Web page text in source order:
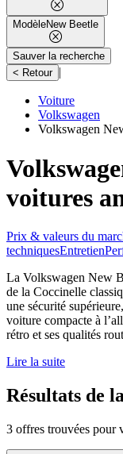
ModèleNew Beetle
Sauver la recherche
< Retour |
Voiture
Volkswagen
Volkswagen
voitures
Prix & valeurs du
techniquesEntretien
La Volkswagen New
de la Coccinelle
une sécurité
voiture compacte à
rétro et ses qualités
Lire la suite
Résultats de
3 offres trouvées pour